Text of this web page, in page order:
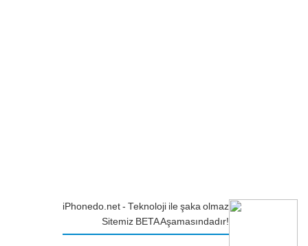
iPhonedo.net - Teknoloji ile şaka olmaz
Sitemiz BETA Aşamasındadır!